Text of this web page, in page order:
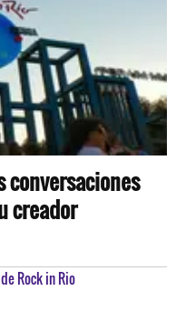
conversaciones
creador